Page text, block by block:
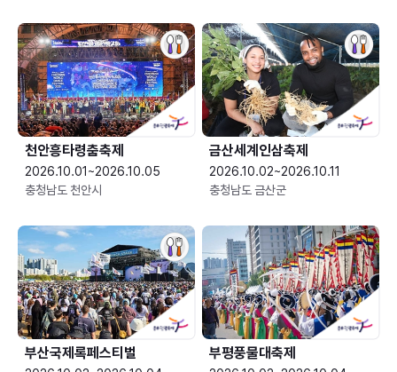
천안흥타령춤축제
2026.10.01~2026.10.05
충청남도 천안시
금산세계인삼축제
2026.10.02~2026.10.11
충청남도 금산군
부산국제록페스티벌 부평풍물대축제